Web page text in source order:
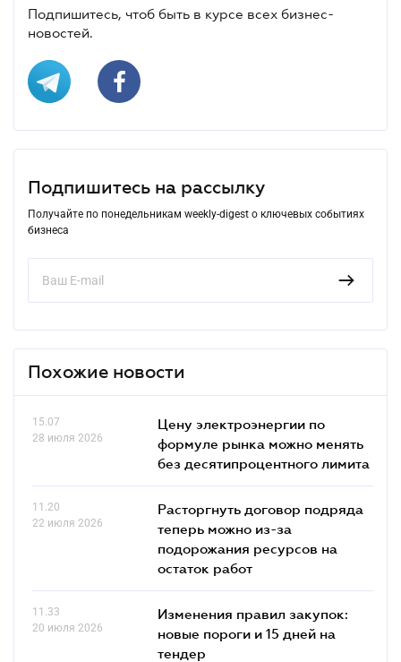
Подпишитесь, чтоб быть в курсе всех бизнес-
новостей.
Подпишитесь на рассылку
Получайте по понедельникам weekly-digest о ключевых событиях
бизнеса
Похожие новости
15.07
28 июля 2026
Цену электроэнергии по
формуле рынка можно менять
без десятипроцентного лимита
11.20
22 июля 2026
Расторгнуть договор подряда
теперь можно из-за
подорожания ресурсов на
остаток работ
11.33
20 июля 2026
Изменения правил закупок:
новые пороги и 15 дней на
тендер